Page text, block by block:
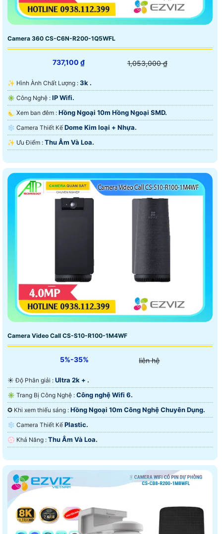
Camera 360 CS-C6N-R200-1Q5WFL
737,100 ₫ 1,053,000 ₫
✨ Hình Ành Chất Lượng : 3k .
✳️ Công Nghệ : IP Wifi.
🌜 Xem ban đêm : Hồng Ngoại 10m Hồng Ngoại SMD.
❄ Camera Thiết Kế Dome Kim loại + Nhựa.
️✨ Ưu Điểm : Thu Âm Và Loa.
Camera Video Call CS-S10-R100-1M4WF
5%-35% liên hệ
☀️ Độ Phân giải : Ultra 2k + .
✳️ Trang Bị Công Nghệ : Công nghệ Wifi 6.
✪ Khi xem thiếu sáng : Hồng Ngoại 10m Công Nghệ Chuyên Dụng.
❄ Camera Thiết Kế Plastic.
️💮 Khả Năng : Thu Âm Và Loa.